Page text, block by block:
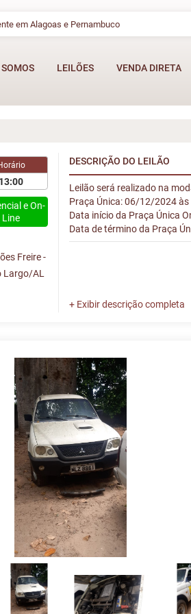
em Alagoas e Pernambuco
LEILÕES VENDA DIRETA
13:00
e On-
Line
Freire -
Largo/AL
DESCRIÇÃO DO LEILÃO
Leilão será realizado na
Praça Única: 06/12/2024 às
Data início da Praça Única
Data de término da Praça